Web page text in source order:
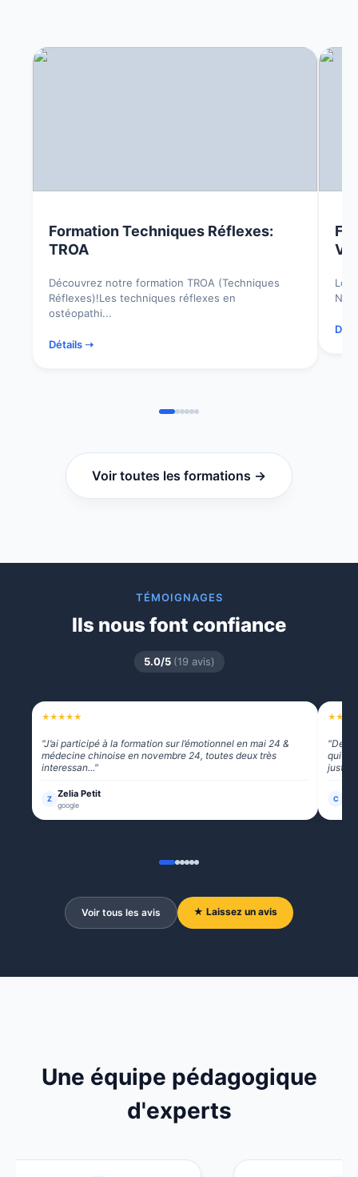
Formation Techniques Réflexes:
TROA
Découvrez notre formation TROA (Techniques
Réflexes)!Les techniques réflexes en
ostéopathi...
Détails ➝
Voir toutes les formations →
TÉMOIGNAGES
Ils nous font confiance
5.0/5 (19 avis)
★★★★★
"J’ai participé à la formation sur l’émotionnel en mai 24 &
médecine chinoise en novembre 24, toutes deux très
interessan..."
Z Zelia Petit
google
★★
"Des
qui
juste
C
Voir tous les avis ★ Laissez un avis
Une équipe pédagogique
d'experts